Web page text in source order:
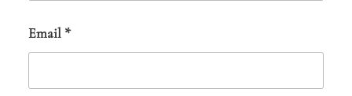
Email *